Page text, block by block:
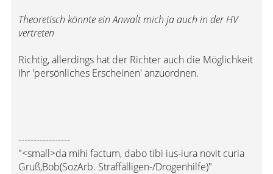
Theoretisch könnte ein Anwalt mich ja auch in der HV
vertreten
Richtig, allerdings hat der Richter auch die Möglichkeit
Ihr 'persönliches Erscheinen' anzuordnen.
-----------------
"<small>da mihi factum, dabo tibi ius-iura novit curia
Gruß,Bob(SozArb. Straffälligen-/Drogenhilfe)"